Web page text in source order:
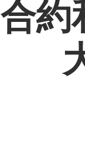
合約